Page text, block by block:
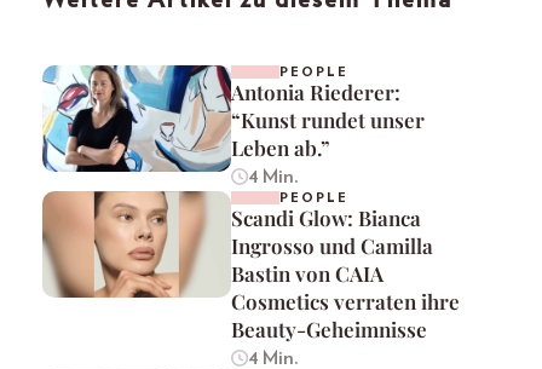
PEOPLE
Antonia Riederer:
“Kunst rundet unser
Leben ab.”
4 Min.
PEOPLE
Scandi Glow: Bianca
Ingrosso und Camilla
Bastin von CAIA
Cosmetics verraten ihre
Beauty-Geheimnisse
4 Min.